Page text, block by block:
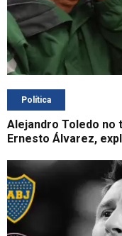
Política
Alejandro Toledo no
Ernesto Álvarez,